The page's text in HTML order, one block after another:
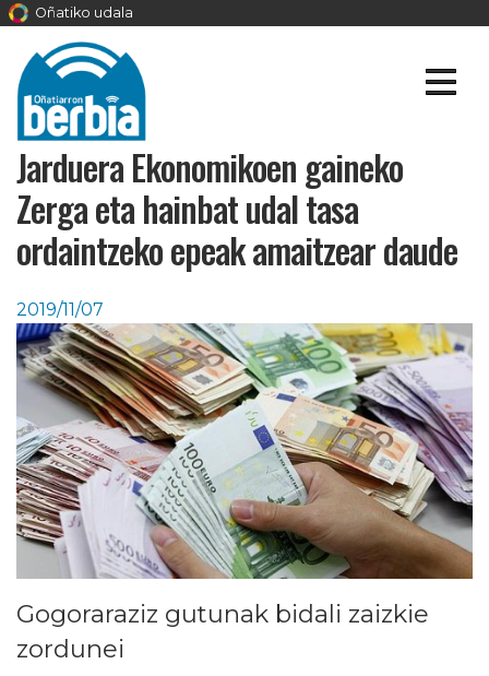
Oñatiko udala
Jarduera Ekonomikoen gaineko
Zerga eta hainbat udal tasa
ordaintzeko epeak amaitzear daude
2019/11/07
Gogoraraziz gutunak bidali zaizkie
zordunei